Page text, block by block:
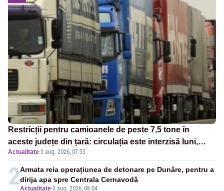
Restricții pentru camioanele de peste 7,5 tone în
aceste județe din țară: circulația este interzisă luni,
între orele 12:00 și 20:00
Actualitate·3 aug. 2026, 07:55
2Actualitate-3 aug. 2026, 08:04
Armata reia operațiunea de detonare pe Dunăre, pentru a
dirija apa spre Centrala Cernavodă